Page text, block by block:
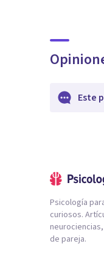
Este
Psicología
curiosos.
de pareja.